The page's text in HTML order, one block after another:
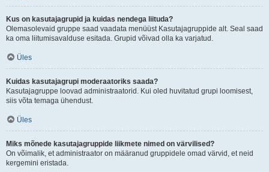
Kus on kasutajagrupid ja kuidas nendega liituda?
Olemasolevaid gruppe saad vaadata menüüst Kasutajagruppide alt. Seal saad
ka oma liitumisavalduse esitada. Grupid võivad olla ka varjatud.
Üles
Kuidas kasutajagrupi moderaatoriks saada?
Kasutajagruppe loovad administraatorid. Kui oled huvitatud grupi loomisest,
siis võta temaga ühendust.
Üles
Miks mõnede kasutajagruppide liikmete nimed on värvilised?
On võimalik, et administraator on määranud gruppidele omad värvid, et neid
kergemini eristada.